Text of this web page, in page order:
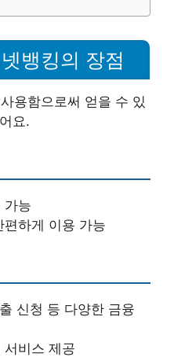
뱅킹의 장점
용함으로써 얻을 수 있
요.
가능
하게 이용 가능
신청 등 다양한 금융
서비스 제공